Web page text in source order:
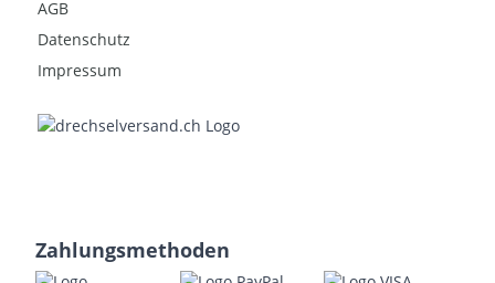
AGB
Datenschutz
Impressum
Zahlungsmethoden